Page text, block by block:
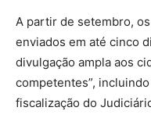
A partir de setembro,
enviados em até cinco
divulgação ampla aos
competentes”,
fiscalização do